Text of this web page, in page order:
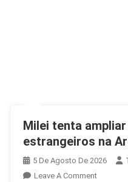
Milei tenta
estrangeiros na
5 De Agosto De 2026
Leave A CommentOn